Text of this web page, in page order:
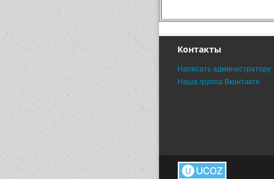
Контакты
Написать администратору
Наша группа Вконтакте